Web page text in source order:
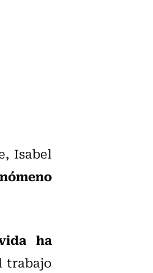
Isabel
ha
trabajo